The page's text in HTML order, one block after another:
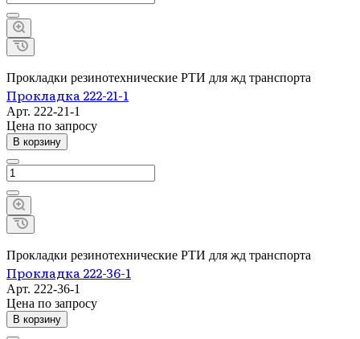
Прокладки резинотехнические РТИ для жд транспорта
Прокладка 222-21-1
Арт. 222-21-1
Цена по запросу
В корзину
Прокладки резинотехнические РТИ для жд транспорта
Прокладка 222-36-1
Арт. 222-36-1
Цена по запросу
В корзину